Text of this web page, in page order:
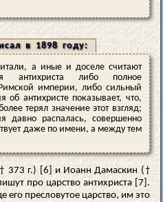
в 1898 году:
а иные и доселе считают
антихриста либо полное
империи, либо сильный
об антихристе показывает, что,
терял значение этот взгляд;
давно распалась, совершенно
даже по имени, а между тем
373 г.) [6] и Иоанн Дамаскин (†
про царство антихриста [7].
его пресловутое царство, им это